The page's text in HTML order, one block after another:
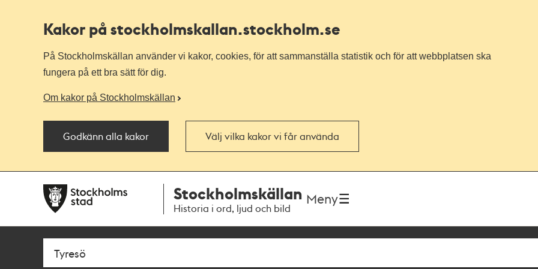
Kakor på stockholmskallan.stockholm.se
På Stockholmskällan använder vi kakor, cookies, för att sammanställa statistik och för att webbplatsen ska
fungera på ett bra sätt för dig.
Om kakor på Stockholmskällan
Godkänn alla kakor Välj vilka kakor vi får använda
navigationen
huvudinnehållet
Stockholmskällan
Historia i ord, ljud och bild
Meny
Sök